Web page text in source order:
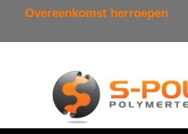
Overeenkomst herroepen